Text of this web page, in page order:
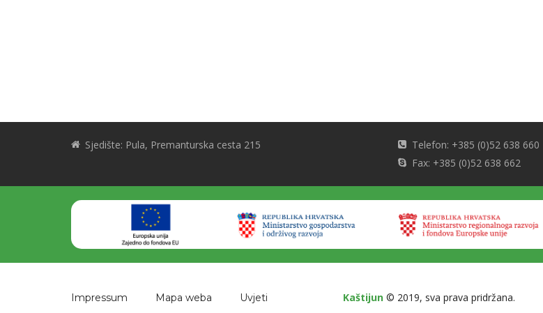
Sjedište: Pula, Premanturska cesta 215
Telefon: +385 (0)52 638 660
Fax: +385 (0)52 638 662
Impressum Mapa weba Uvjeti Kaštijun © 2019, sva prava pridržana.